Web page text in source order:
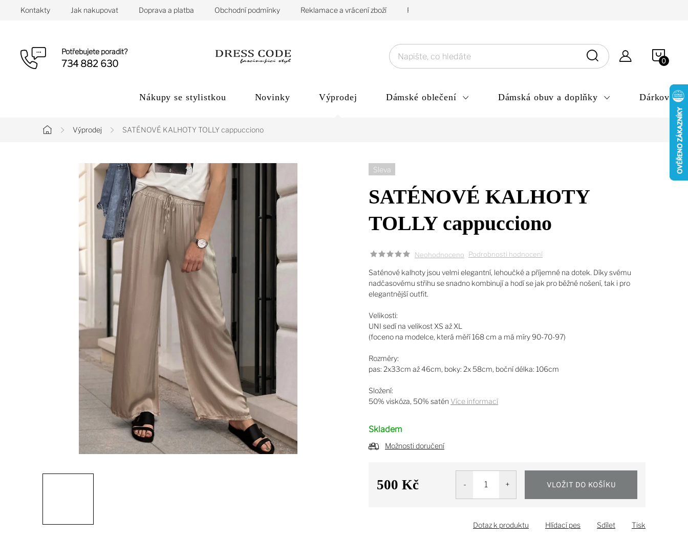
Potřebujete poradit?
734 882 630
Kontakty Jak nakupovat Doprava a platba Obchodní podmínky Reklamace a vrácení zboží Podmínky ochrany osobních údajů
Nákupy se stylistkou Novinky Výprodej Dámské oblečení Dámská obuv a doplňky Dárkové
Domů
Výprodej SATÉNOVÉ KALHOTY TOLLY cappucciono
Sleva
SATÉNOVÉ KALHOTY
TOLLY cappucciono
Neohodnoceno Podrobnosti hodnocení
Saténové kalhoty jsou velmi elegantní, lehoučké a příjemné na dotek. Díky svému
nadčasovému střihu se snadno kombinují a hodí se jak pro běžné nošení, tak i pro
elegantnější outfit.
Velikosti:
UNI sedí na velikost XS až XL
(foceno na modelce, která měří 168 cm a má míry 90-70-97)
Rozměry:
pas: 2x33cm až 46cm, boky: 2x 58cm, boční délka: 106cm
Složení:
50% viskóza, 50% satén Více informací
Skladem
Možnosti doručení
500 Kč VLOŽIT DO KOŠÍKU
Tisk
Dotaz k produktu Hlídací pes Sdílet